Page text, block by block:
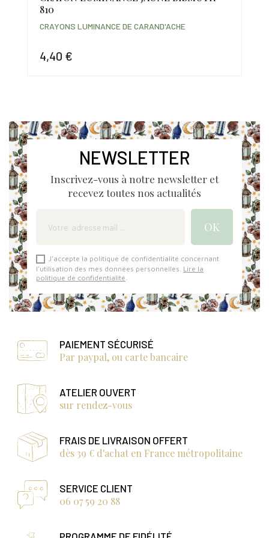
810
4,40 €
CRAYONS LUMINANCE DE CARAND'ACHE
NEWSLETTER
Inscrivez-vous à notre newsletter et
recevez toutes nos actualités
J'accepte la politique de confidentialité concernant
l'utilisation des mes données personnelles. Lire la
politique de confidentialité
PAIEMENT SÉCURISÉ
Par paypal, ou carte bancaire
ATELIER OUVERT
sur rendez-vous
FRAIS DE LIVRAISON OFFERT
dès 39 € d'achat en France métropolitaine
SERVICE CLIENT
06 07 59 20 88